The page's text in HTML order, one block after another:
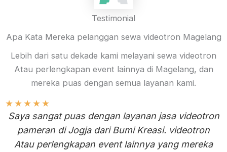
Testimonial
Apa Kata Mereka pelanggan sewa videotron Magelang
Lebih dari satu dekade kami melayani sewa videotron
Atau perlengkapan event lainnya di Magelang, dan
mereka puas dengan semua layanan kami.
★★★★★
Saya sangat puas dengan layanan jasa videotron
pameran di Jogja dari Bumi Kreasi. videotron
Atau perlengkapan event lainnya yang mereka